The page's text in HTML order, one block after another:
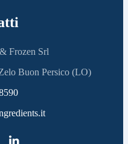
Frozen Srl
Buon Persico (LO)